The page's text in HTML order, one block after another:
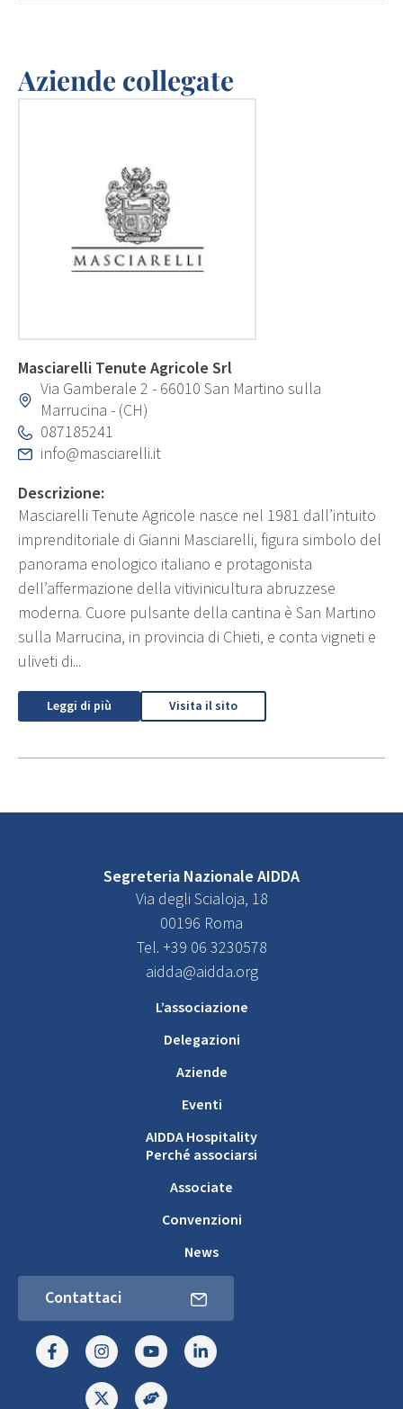
Aziende collegate
Masciarelli Tenute Agricole Srl
Via Gamberale 2 - 66010 San Martino sulla
Marrucina - (CH)
087185241
info@masciarelli.it
Descrizione:
Masciarelli Tenute Agricole nasce nel 1981 dall’intuito
imprenditoriale di Gianni Masciarelli, figura simbolo del
panorama enologico italiano e protagonista
dell’affermazione della vitivinicultura abruzzese
moderna. Cuore pulsante della cantina è San Martino
sulla Marrucina, in provincia di Chieti, e conta vigneti e
uliveti di...
Leggi di più Visita il sito
Segreteria Nazionale AIDDA
Via degli Scialoja, 18
00196 Roma
Tel. +39 06 3230578
aidda@aidda.org
L’associazione
Delegazioni
Aziende
Eventi
AIDDA Hospitality
Perché associarsi
Associate
Convenzioni
News
Contattaci